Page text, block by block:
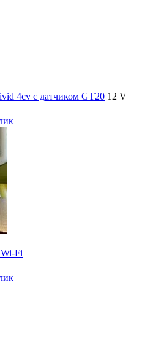
4cv с датчиком GT20 12 V
Fi